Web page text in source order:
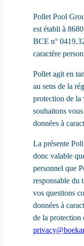
Pollet Pool
est établi à
BCE n°
caractère
Pollet agit en
au sens de la
protection de la
souhaitons
données à
La présente
donc valable
personnel que
responsable du
vos questions
données à
de la protection